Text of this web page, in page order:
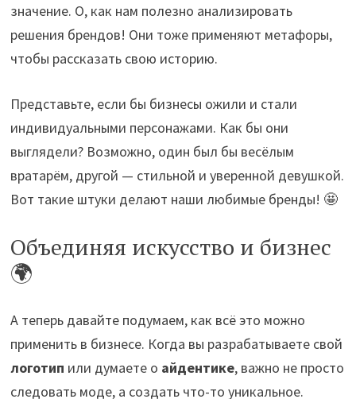
значение. О, как нам полезно анализировать
решения брендов! Они тоже применяют метафоры,
чтобы рассказать свою историю.
Представьте, если бы бизнесы ожили и стали
индивидуальными персонажами. Как бы они
выглядели? Возможно, один был бы весёлым
вратарём, другой — стильной и уверенной девушкой.
Вот такие штуки делают наши любимые бренды! 🤩
Объединяя искусство и бизнес
🌍
А теперь давайте подумаем, как всё это можно
применить в бизнесе. Когда вы разрабатываете свой
логотип или думаете о айдентике, важно не просто
следовать моде, а создать что-то уникальное.